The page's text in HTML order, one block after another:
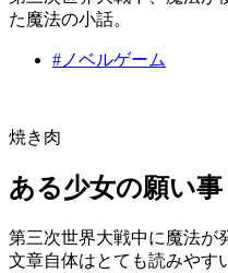
た魔法の小話。
#ノベルゲーム
焼き肉
ある少女の願い事
第三次世界大戦中に魔法が
文章自体はとても読みやす